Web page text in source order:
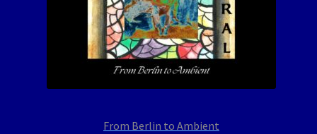
From Berlin to Ambient